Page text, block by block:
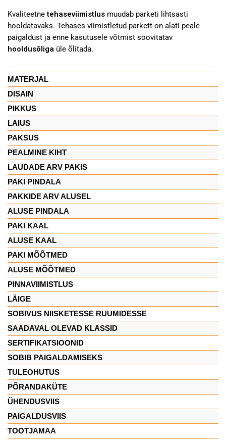
Kvaliteetnetehaseviimistlus muudab parketi lihtsasti
hooldatavaks. Tehases viimistletud parkett on alati peale
paigaldust ja enne kasutusele võtmist soovitatav
hooldusõliga üle õlitada.
MATERJAL
DISAIN
PIKKUS
LAIUS
PAKSUS
PEALMINE KIHT
LAUDADE ARV PAKIS
PAKI PINDALA
PAKKIDE ARV ALUSEL
ALUSE PINDALA
PAKI KAAL
ALUSE KAAL
PAKI MÕÕTMED
ALUSE MÕÕTMED
PINNAVIIMISTLUS
LÄIGE
SOBIVUS NIISKETESSE RUUMIDESSE
SAADAVAL OLEVAD KLASSID
SERTIFIKATSIOONID
SOBIB PAIGALDAMISEKS
TULEOHUTUS
PÕRANDAKÜTE
ÜHENDUSVIIS
PAIGALDUSVIIS
TOOTJAMAA